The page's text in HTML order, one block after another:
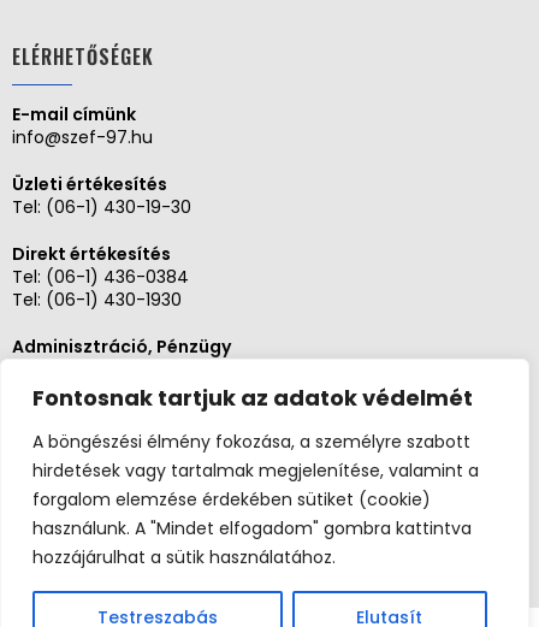
Fontosnak tartjuk az adatok védelmét
A böngészési élmény fokozása, a személyre szabott
hirdetések vagy tartalmak megjelenítése, valamint a
forgalom elemzése érdekében sütiket (cookie)
használunk. A "Mindet elfogadom" gombra kattintva
hozzájárulhat a sütik használatához.
Testreszabás Elutasít
ELÉRHETŐSÉGEK
E-mail címünk
info@szef-97.hu
Üzleti értékesítés
Tel: (06-1) 430-19-30
Direkt értékesítés
Tel: (06-1) 436-0384
Tel: (06-1) 430-1930
Adminisztráció, Pénzügy
Szerviz és karbantartás
Tel: (06-20)3268654
Tel: (06-1) 436-0384